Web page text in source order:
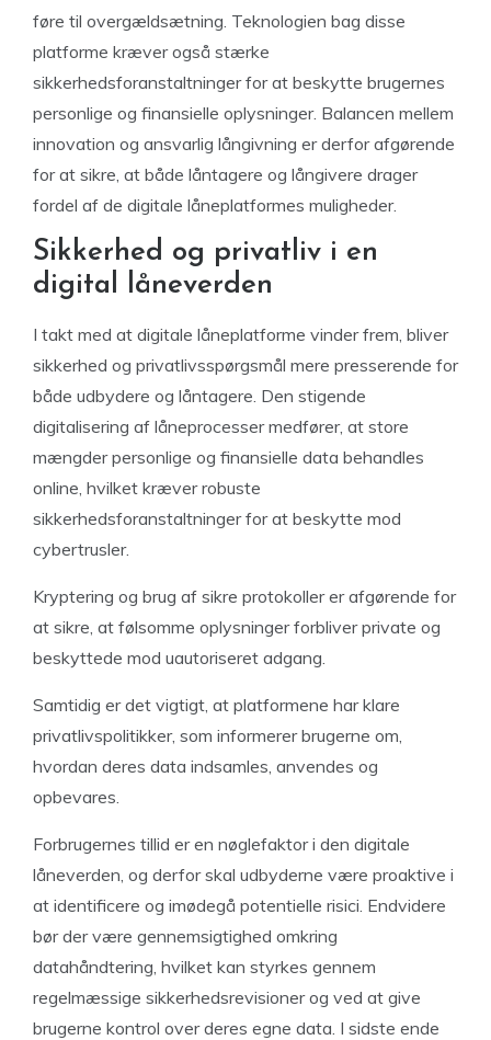
føre til overgældsætning. Teknologien bag disse
platforme kræver også stærke
sikkerhedsforanstaltninger for at beskytte brugernes
personlige og finansielle oplysninger. Balancen mellem
innovation og ansvarlig långivning er derfor afgørende
for at sikre, at både låntagere og långivere drager
fordel af de digitale låneplatformes muligheder.
Sikkerhed og privatliv i en
digital låneverden
I takt med at digitale låneplatforme vinder frem, bliver
sikkerhed og privatlivsspørgsmål mere presserende for
både udbydere og låntagere. Den stigende
digitalisering af låneprocesser medfører, at store
mængder personlige og finansielle data behandles
online, hvilket kræver robuste
sikkerhedsforanstaltninger for at beskytte mod
cybertrusler.
Kryptering og brug af sikre protokoller er afgørende for
at sikre, at følsomme oplysninger forbliver private og
beskyttede mod uautoriseret adgang.
Samtidig er det vigtigt, at platformene har klare
privatlivspolitikker, som informerer brugerne om,
hvordan deres data indsamles, anvendes og
opbevares.
Forbrugernes tillid er en nøglefaktor i den digitale
låneverden, og derfor skal udbyderne være proaktive i
at identificere og imødegå potentielle risici. Endvidere
bør der være gennemsigtighed omkring
datahåndtering, hvilket kan styrkes gennem
regelmæssige sikkerhedsrevisioner og ved at give
brugerne kontrol over deres egne data. I sidste ende